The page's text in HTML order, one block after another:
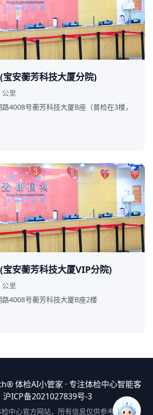
安蘅芳科技大厦分院)
里
4008号蘅芳科技大厦B座（普检在3楼，
安蘅芳科技大厦VIP分院)
里
4008号蘅芳科技大厦B座2楼
体检AI小管家 · 专注体检中心智能客
沪ICP备2021027839号-3
中心官方网站，所有信息仅供参考